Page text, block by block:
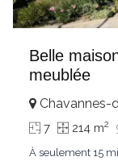
Belle
meublée
Chavannes-
7 214 m2
À seulement 15